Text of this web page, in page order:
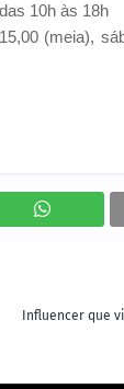
10h às 18h
(meia),
Influencer que